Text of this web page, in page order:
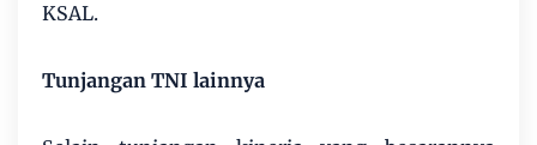
KSAL.
Tunjangan TNI lainnya